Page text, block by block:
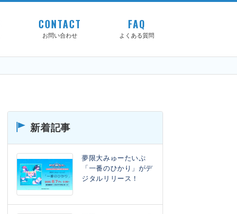
CONTACT
お問い合わせ
FAQ
よくある質問
新着記事
夢限大みゅーたいぷ
「一番のひかり」がデ
ジタルリリース！